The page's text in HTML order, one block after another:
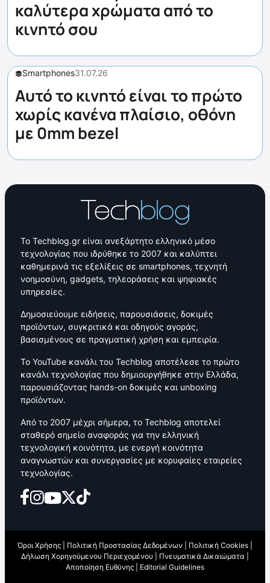
καλύτερα χρώματα από το
κινητό σου
Smartphones31.07.26
Αυτό το κινητό είναι το πρώτο
χωρίς κανένα πλαίσιο, οθόνη
με 0mm bezel
Το Techblog.gr είναι ανεξάρτητο ελληνικό μέσο
τεχνολογίας που ιδρύθηκε το 2007 και καλύπτει
καθημερινά τις εξελίξεις σε smartphones, τεχνητή
νοημοσύνη, gadgets, τηλεοράσεις και ψηφιακές
υπηρεσίες.
Δημοσιεύουμε ειδήσεις, παρουσιάσεις, δοκιμές
προϊόντων, συγκριτικά και οδηγούς αγοράς,
βασισμένους σε πραγματική χρήση και εμπειρία.
Το YouTube κανάλι του Techblog αποτέλεσε το πρώτο
κανάλι τεχνολογίας που δημιουργήθηκε στην Ελλάδα,
παρουσιάζοντας hands-on δοκιμές και unboxing
προϊόντων.
Από το 2007 μέχρι σήμερα, το Techblog αποτελεί
σταθερό σημείο αναφοράς για την ελληνική
τεχνολογική κοινότητα, με ενεργή κοινότητα
αναγνωστών και συνεργασίες με κορυφαίες εταιρείες
τεχνολογίας.
Όροι Χρήσης Πολιτική Προστασίας Δεδομένων Πολιτική Cookies
Δήλωση Χορηγούμενου Περιεχομένου
Πνευματικά Δικαιώματα
Αποποίηση Ευθύνης
Editorial Guidelines